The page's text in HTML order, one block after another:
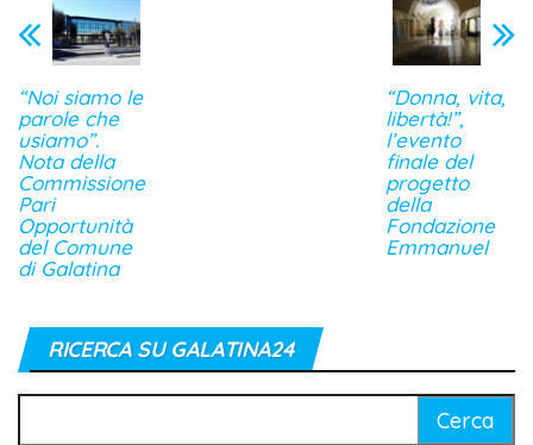
“Noi siamo le
parole che
usiamo”.
Nota della
Commissione
Pari
Opportunità
del Comune
di Galatina
“Donna, vita,
libertà!”,
l’evento
finale del
progetto
della
Fondazione
Emmanuel
RICERCA SU GALATINA24